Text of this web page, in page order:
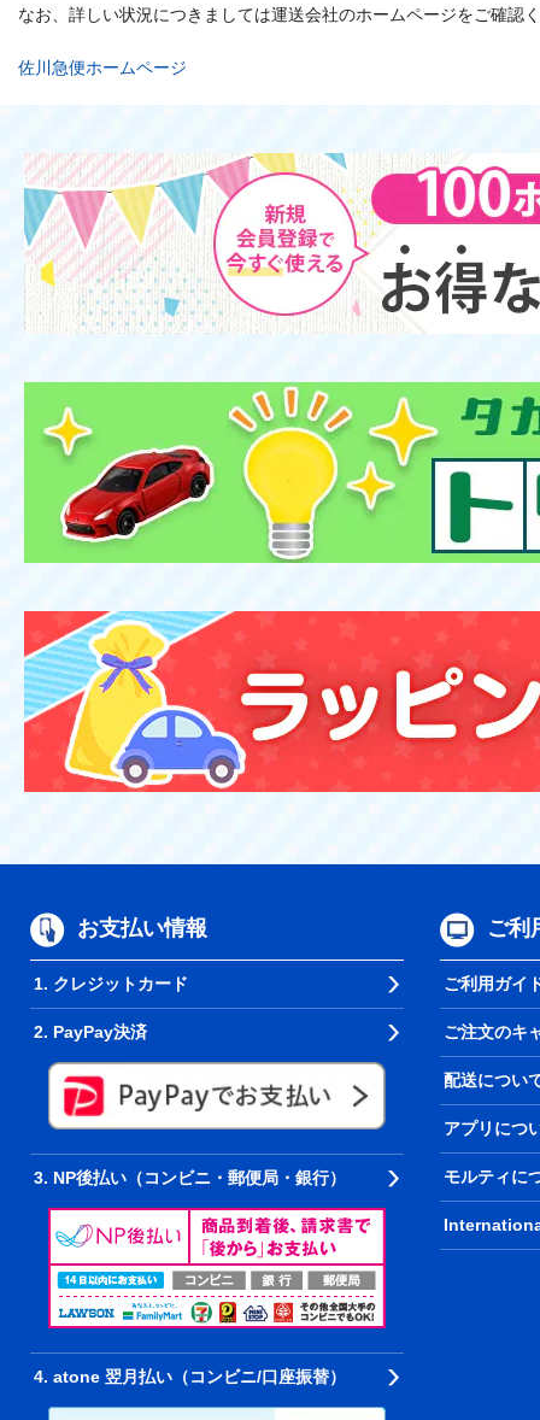
なお、詳しい状況につきましては運送会社のホームページをご確認
佐川急便ホームページ
お支払い情報
1. クレジットカード
2. PayPay決済
3. NP後払い（コンビニ・郵便局・銀行）
4. atone 翌月払い（コンビニ/口座振替）
ご利
ご利用ガイ
ご注文のキ
配送につい
アプリにつ
モルティに